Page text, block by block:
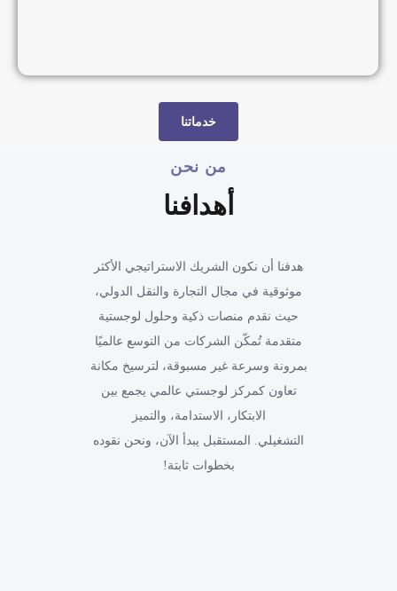
خدماتنا
من نحن
أهدافنا
هدفنا أن نكون الشريك الاستراتيجي الأكثر
موثوقية في مجال التجارة والنقل الدولي،
حيث نقدم منصات ذكية وحلول لوجستية
متقدمة تُمكّن الشركات من التوسع عالميًا
بمرونة وسرعة غير مسبوقة، لترسيخ مكانة
تعاون كمركز لوجستي عالمي يجمع بين
الابتكار، الاستدامة، والتميز
التشغيلي. المستقبل يبدأ الآن، ونحن نقوده
بخطوات ثابتة!